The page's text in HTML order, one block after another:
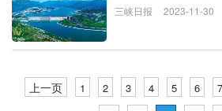
三峡日报 2023-11-30
上一页 1 2 3 4 5 6 7